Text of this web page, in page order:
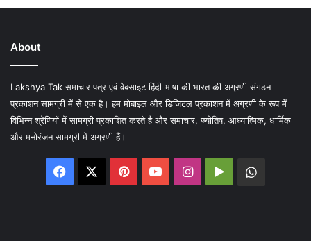
About
Lakshya Tak समाचार पत्र एवं वेबसाइट हिंदी भाषा की भारत की अग्रणी संगठन
प्रकाशन सामग्री में से एक है। हम मोबाइल और डिजिटल प्रकाशन में अग्रणी के रूप में
विभिन्न श्रेणियों में सामग्री प्रकाशित करते है और समाचार, ज्योतिष, आध्यात्मिक, धार्मिक
और मनोरंजन सामग्री में अग्रणी हैं।
Facebook PinterestYouTubeInstagram
Google